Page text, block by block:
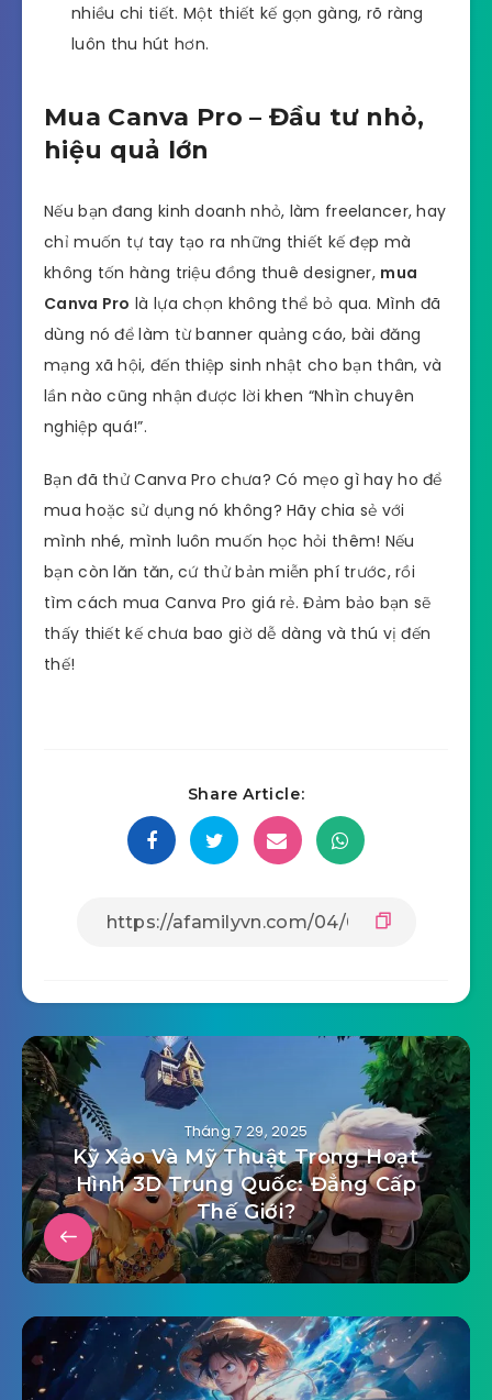
nhiều chi tiết. Một thiết kế gọn gàng, rõ ràng
luôn thu hút hơn.
Mua Canva Pro – Đầu tư nhỏ,
hiệu quả lớn
Nếu bạn đang kinh doanh nhỏ, làm freelancer, hay
chỉ muốn tự tay tạo ra những thiết kế đẹp mà
không tốn hàng triệu đồng thuê designer, mua
Canva Pro là lựa chọn không thể bỏ qua. Mình đã
dùng nó để làm từ banner quảng cáo, bài đăng
mạng xã hội, đến thiệp sinh nhật cho bạn thân, và
lần nào cũng nhận được lời khen “Nhìn chuyên
nghiệp quá!”.
Bạn đã thử Canva Pro chưa? Có mẹo gì hay ho để
mua hoặc sử dụng nó không? Hãy chia sẻ với
mình nhé, mình luôn muốn học hỏi thêm! Nếu
bạn còn lăn tăn, cứ thử bản miễn phí trước, rồi
tìm cách mua Canva Pro giá rẻ. Đảm bảo bạn sẽ
thấy thiết kế chưa bao giờ dễ dàng và thú vị đến
thế!
Share Article:
Tháng 7 29, 2025
Kỹ Xảo Và Mỹ Thuật Trong Hoạt
Hình 3D Trung Quốc: Đẳng Cấp
Thế Giới?